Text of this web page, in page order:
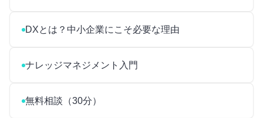
DXとは？中小企業にこそ必要な理由
ナレッジマネジメント入門
無料相談（30分）